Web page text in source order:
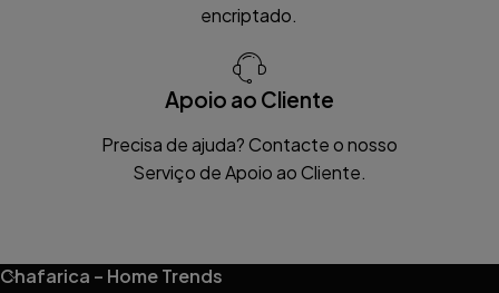
encriptado.
Apoio ao Cliente
Precisa de ajuda? Contacte o nosso
Serviço de Apoio ao Cliente.
Chafarica – Home Trends